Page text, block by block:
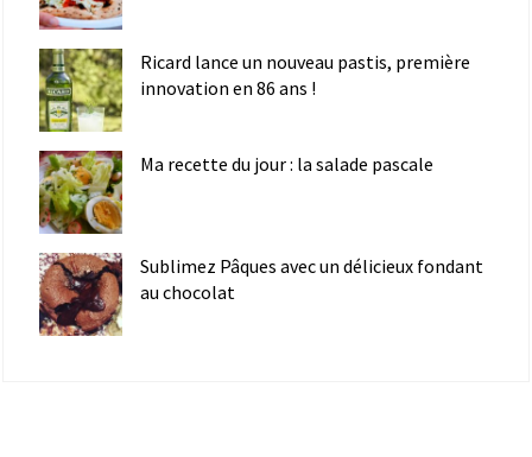
Ricard lance un nouveau pastis, première
innovation en 86 ans !
Ma recette du jour : la salade pascale
Sublimez Pâques avec un délicieux fondant
au chocolat